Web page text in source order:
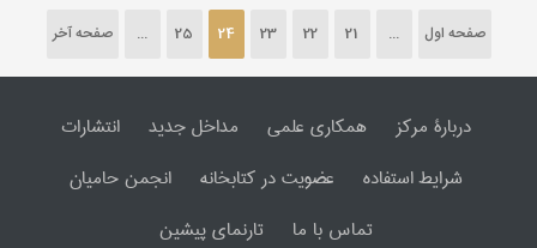
صفحه اول ...
21
22
23
24
25
... صفحه آخر
دربارۀ مرکز همکاری علمی مداخل جدید
انتشارات
شرایط استفاده
عضویت در کتابخانه
انجمن حامیان
تماس با ما
تارنمای پیشین